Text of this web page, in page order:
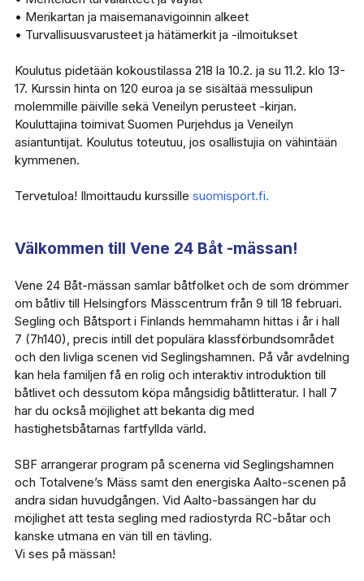
• Merikartan ja maisemanavigoinnin alkeet
• Turvallisuusvarusteet ja hätämerkit ja -ilmoitukset
Koulutus pidetään kokoustilassa 218 la 10.2. ja su 11.2. klo 13-
17. Kurssin hinta on 120 euroa ja se sisältää messulipun
molemmille päiville sekä Veneilyn perusteet -kirjan.
Kouluttajina toimivat Suomen Purjehdus ja Veneilyn
asiantuntijat. Koulutus toteutuu, jos osallistujia on vähintään
kymmenen.
Tervetuloa! Ilmoittaudu kurssille suomisport.fi.
Välkommen till Vene 24 Båt -mässan!
Vene 24 Båt-mässan samlar båtfolket och de som drömmer
om båtliv till Helsingfors Mässcentrum från 9 till 18 februari.
Segling och Båtsport i Finlands hemmahamn hittas i år i hall
7 (7h140), precis intill det populära klassförbundsområdet
och den livliga scenen vid Seglingshamnen. På vår avdelning
kan hela familjen få en rolig och interaktiv introduktion till
båtlivet och dessutom köpa mångsidig båtlitteratur. I hall 7
har du också möjlighet att bekanta dig med
hastighetsbåtarnas fartfyllda värld.
SBF arrangerar program på scenerna vid Seglingshamnen
och Totalvene’s Mäss samt den energiska Aalto-scenen på
andra sidan huvudgången. Vid Aalto-bassängen har du
möjlighet att testa segling med radiostyrda RC-båtar och
kanske utmana en vän till en tävling.
Vi ses på mässan!